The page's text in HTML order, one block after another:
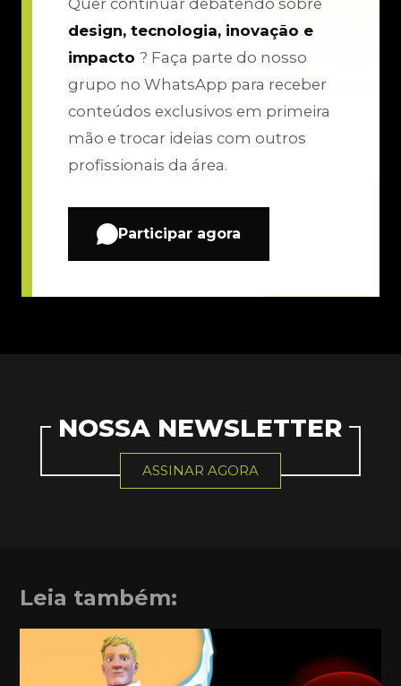
Quer continuar debatendo sobre
design, tecnologia, inovação e
impacto ? Faça parte do nosso
grupo no WhatsApp para receber
conteúdos exclusivos em primeira
mão e trocar ideias com outros
profissionais da área.
Participar agora
NOSSA NEWSLETTER
ASSINAR AGORA
Leia também: